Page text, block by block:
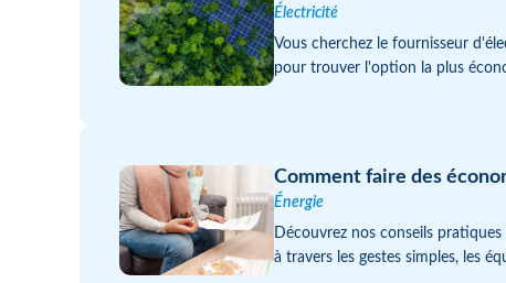
Électricité
Vous cherchez le fournisseur
pour trouver l'option la plus
Comment faire des
Énergie
Découvrez nos conseils
à travers les gestes simples, les